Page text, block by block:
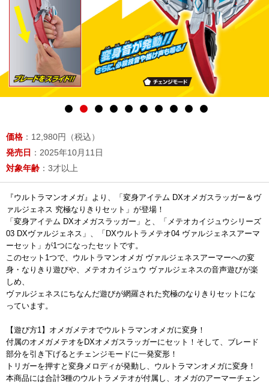
価格 ：12,980円（税込）
発売日 ：2025年10月11日
対象年齢 ：3才以上
『ウルトラマンオメガ』より、「変身アイテム DXオメガスラッガー＆ヴ
ァルジェネス 究極なりきりセット」が登場！
「変身アイテム DXオメガスラッガー」と、「メテオカイジュウシリーズ
03 DXヴァルジェネス」、「DXウルトラメテオ04 ヴァルジェネスアーマ
ーセット」が1つになったセットです。
このセット1つで、ウルトラマンオメガ ヴァルジェネスアーマーへの変
身・なりきり遊びや、メテオカイジュウ ヴァルジェネスの音声遊びが楽
しめ、
ヴァルジェネスにちなんだ遊びが網羅された究極のなりきりセットにな
っています。
【遊び方1】オメガメテオでウルトラマンオメガに変身！
付属のオメガメテオをDXオメガスラッガーにセット！そして、ブレード
部分を引き下げるとチェンジモードに一発変形！
トリガーを押すと変身メロディが発動し、ウルトラマンオメガに変身！
本商品には合計3種のウルトラメテオが付属し、オメガのアーマーチェン